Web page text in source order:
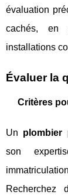
évaluation
cachés, en
installations
Évaluer la
Critères
Un plombier
son
Recherchez